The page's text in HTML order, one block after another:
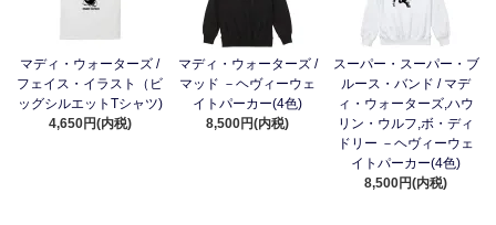
マディ・ウォーターズ /
フェイス・イラスト（ビ
ッグシルエットTシャツ)
4,650円(内税)
マディ・ウォーターズ /
マッド －ヘヴィーウェ
イトパーカー(4色)
8,500円(内税)
スーパー・スーパー・ブ
ルース・バンド / マデ
ィ・ウォーターズ,ハウ
リン・ウルフ,ボ・ディ
ドリー －ヘヴィーウェ
イトパーカー(4色)
8,500円(内税)